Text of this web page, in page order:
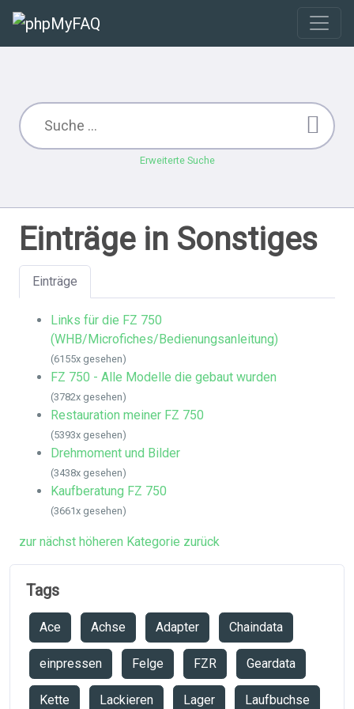
Erweiterte Suche
Einträge in Sonstiges
Einträge
Links für die FZ 750
(WHB/Microfiches/Bedienungsanleitung)
(6155x gesehen)
FZ 750 - Alle Modelle die gebaut wurden
(3782x gesehen)
Restauration meiner FZ 750
(5393x gesehen)
Drehmoment und Bilder
(3438x gesehen)
Kaufberatung FZ 750
(3661x gesehen)
zur nächst höheren Kategorie zurück
Tags
Ace Achse Adapter Chaindata
einpressen Felge FZR Geardata
Kette Lackieren Lager Laufbuchse